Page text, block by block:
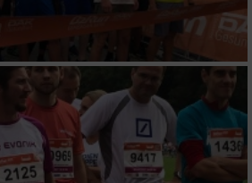
Standortdaten
angeforderten